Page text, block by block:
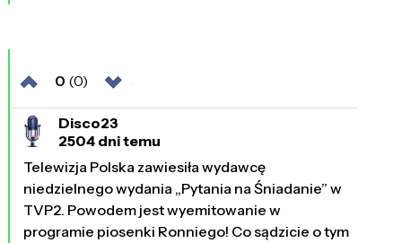
0 (0)
Disco23
2504 dni temu
Telewizja Polska zawiesiła wydawcę
niedzielnego wydania „Pytania na Śniadanie” w
TVP2. Powodem jest wyemitowanie w
programie piosenki Ronniego! Co sądzicie o tym